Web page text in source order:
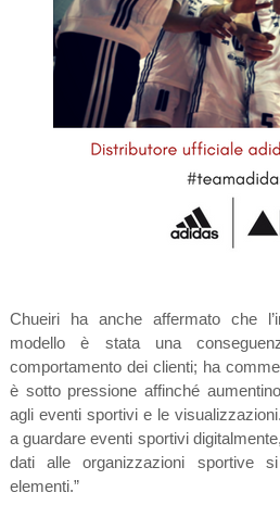
Chueiri ha anche affermato che
modello è stata una
comportamento dei clienti; ha
è sotto pressione affinché
agli eventi sportivi e le
a guardare eventi sportivi
dati alle organizzazioni sportive
elementi.”